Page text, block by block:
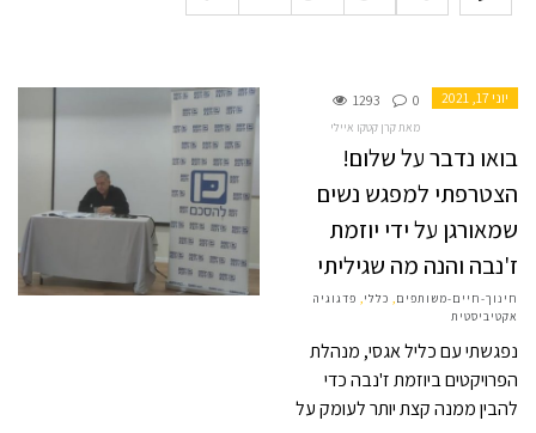
יוני 17, 2021 1293 0
מאת קרן קטקו איילי
בואו נדבר על שלום!
הצטרפתי למפגש נשים
שמאורגן על ידי יוזמת
ז'נבה והנה מה שגיליתי
חינוך-חיים-משותפים, כללי, פדגוגיה
אקטיביסטית
נפגשתי עם כליל אגסי, מנהלת
הפרויקטים ביוזמת ז'נבה כדי
להבין ממנה קצת יותר לעומק על